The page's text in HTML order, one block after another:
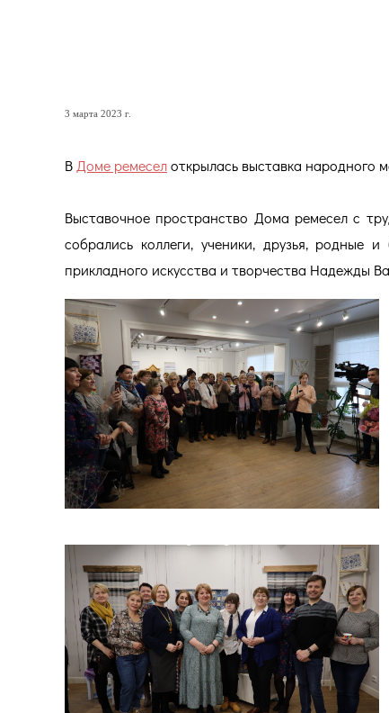
3 марта 2023 г.
В Доме ремеселоткрылась выставка
Выставочное пространство Дома ремесел с
собрались коллеги, ученики, друзья, родные
прикладного искусства и творчества Надежды